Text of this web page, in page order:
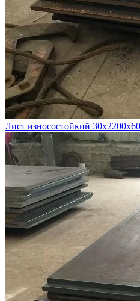
Лист износостойкий